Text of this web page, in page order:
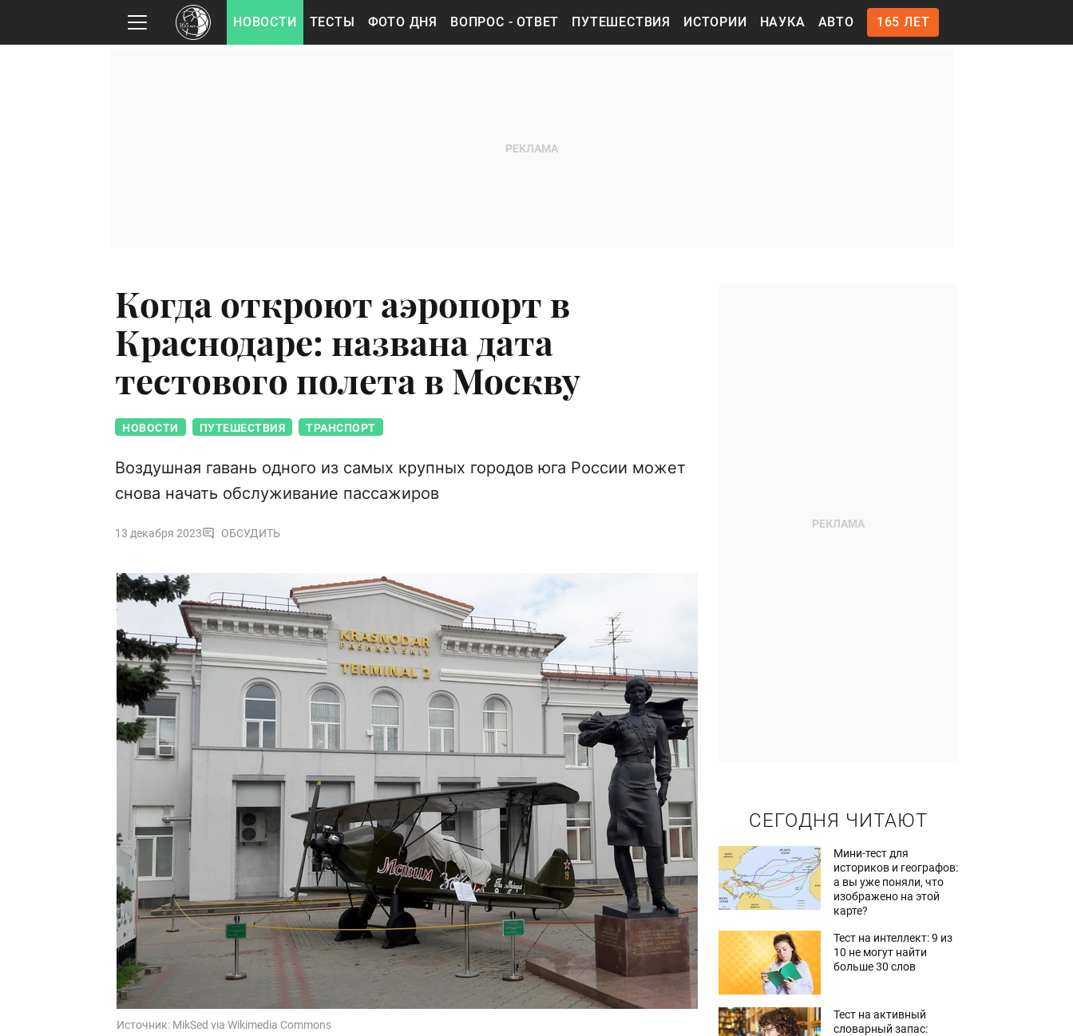
НОВОСТИ ТЕСТЫ ФОТО ДНЯ ВОПРОС - ОТВЕТ ПУТЕШЕСТВИЯ ИСТОРИИ НАУКА АВТО 165 ЛЕТ
Когда откроют аэропорт в
Краснодаре: названа дата
тестового полета в Москву
НОВОСТИ ПУТЕШЕСТВИЯ ТРАНСПОРТ
Воздушная гавань одного из самых крупных городов юга России может
снова начать обслуживание пассажиров
13 декабря 2023 ОБСУДИТЬ
Источник: MikSed via Wikimedia Commons
СЕГОДНЯ ЧИТАЮТ
Мини-тест для
историков и географов:
а вы уже поняли, что
изображено на этой
карте?
Тест на интеллект: 9 из
10 не могут найти
больше 30 слов
Тест на активный
словарный запас: